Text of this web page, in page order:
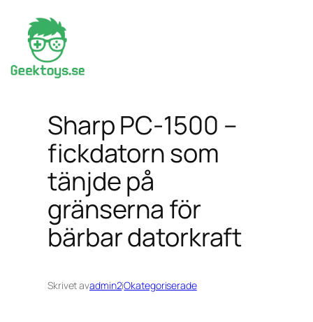
Hoppa
innehåll
Sharp PC-1500 –
fickdatorn som
tänjde på
gränserna för
bärbar datorkraft
Skrivet avadmin2iOkategoriserade